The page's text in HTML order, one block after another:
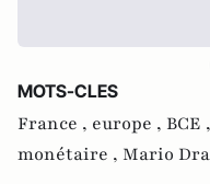
MOTS-CLES
France , europe , BCE ,
monétaire , Mario